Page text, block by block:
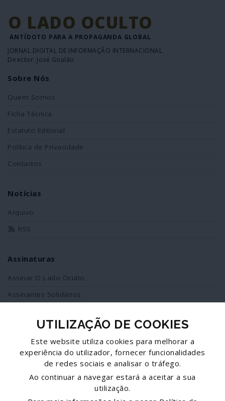
O LADO OCULTO
ANTÍDOTO PARA A PROPAGANDA GLOBAL
JORNAL DIGITAL DE INFORMAÇÃO INTERNACIONAL
Director: José Goulão
Sobre Nós
Quem Somos
Ficha Técnica
Estatuto Editorial
Política de Privacidade
Contactos
Notícias
Arquivo
RSS
Assinaturas
Assinar O Lado Oculto
Assinantes Solidários
Redes Sociais
Siga-nos no facebook
UTILIZAÇÃO DE COOKIES
Este website utiliza cookies para melhorar a
experiência do utilizador, fornecer funcionalidades
de redes sociais e analisar o tráfego.
Ao continuar a navegar estará a aceitar a sua
utilização.